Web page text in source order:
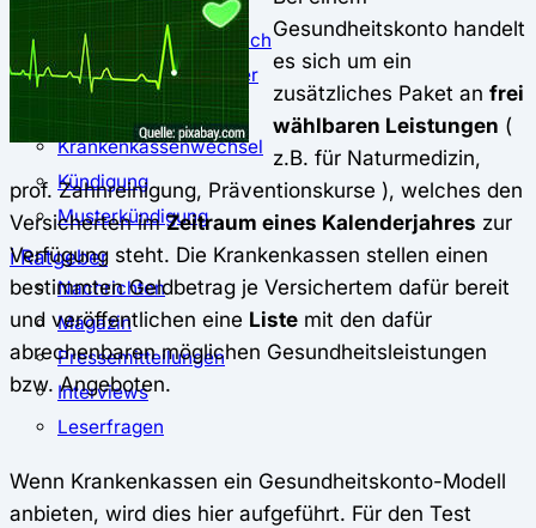
⚖️ Vergleich & Rechner
Krankenkassenvergleich
Krankenkassenrechner
Krankenkassenwechsel
Kündigung
Musterkündigung
ℹ Ratgeber
Nachrichten
Magazin
Pressemitteilungen
Interviews
Leserfragen
Gesundheitskonto handelt
es sich um ein
zusätzliches Paket an frei
wählbaren Leistungen (
z.B. für Naturmedizin,
prof. Zahnreinigung, Präventionskurse ), welches den
Versicherten imZeitraum eines Kalenderjahres zur
Verfügung steht. Die Krankenkassen stellen einen
bestimmten Geldbetrag je Versichertem dafür bereit
und veröffentlichen eine Liste mit den dafür
abrechenbaren möglichen Gesundheitsleistungen
bzw. Angeboten.
Wenn Krankenkassen ein Gesundheitskonto-Modell
anbieten, wird dies hier aufgeführt. Für den Test